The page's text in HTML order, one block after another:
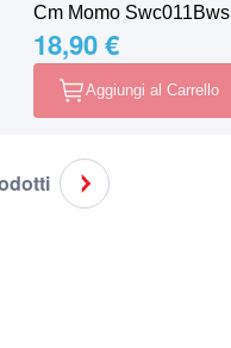
Cm Momo Swc011Bws
18,90 €
Aggiungi al Carrello
la paginaPagina
Successivo